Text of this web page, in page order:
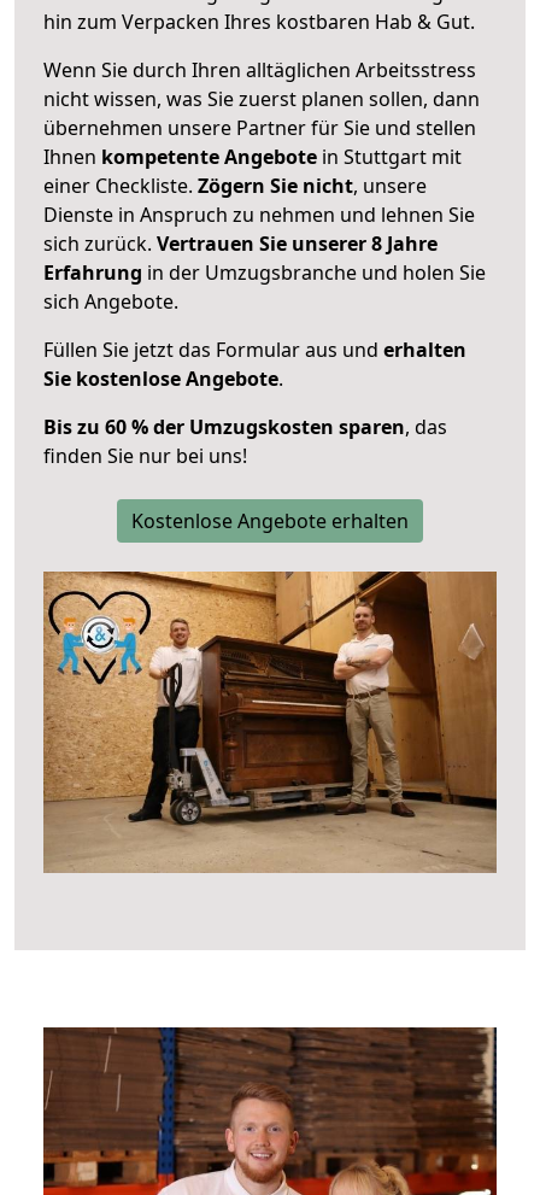
hin zum Verpacken Ihres kostbaren Hab & Gut.
Wenn Sie durch Ihren alltäglichen Arbeitsstress
nicht wissen, was Sie zuerst planen sollen, dann
übernehmen unsere Partner für Sie und stellen
Ihnen kompetente Angebote in Stuttgart mit
einer Checkliste. Zögern Sie nicht, unsere
Dienste in Anspruch zu nehmen und lehnen Sie
sich zurück. Vertrauen Sie unserer 8 Jahre
Erfahrung in der Umzugsbranche und holen Sie
sich Angebote.
Füllen Sie jetzt das Formular aus und erhalten
Sie kostenlose Angebote.
Bis zu 60 % der Umzugskosten sparen, das
finden Sie nur bei uns!
Kostenlose Angebote erhalten